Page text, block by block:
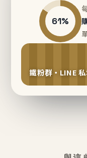
61%
鐵粉群・LINE